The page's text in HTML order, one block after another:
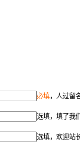
必填，人过留
选填，填了我
选填，欢迎站